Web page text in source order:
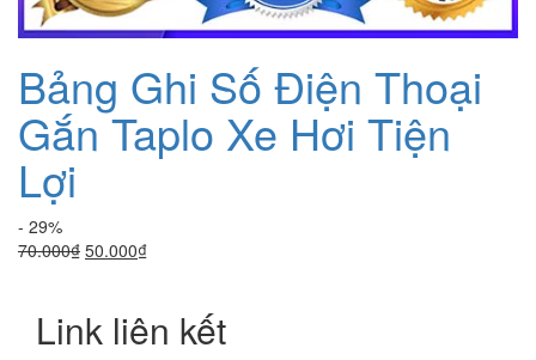
Bảng Ghi Số Điện Thoại
Gắn Taplo Xe Hơi Tiện
Lợi
- 29%
70.000₫ Giá
70.000₫.
50.000₫Giá
là:
50.000₫.
Link liên kết